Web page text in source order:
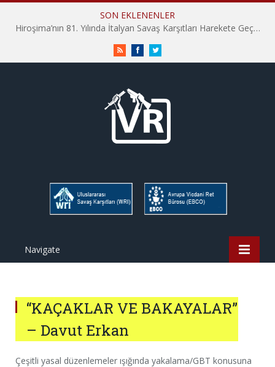
SON EKLENENLER
Hiroşima’nın 81. Yılında İtalyan Savaş Karşıtları Harekete Geçti: “Hatırlamak yeterli değil”
RSS FacebookTwitter
Navigate
“KAÇAKLAR VE BAKAYALAR”
– Davut Erkan
Çeşitli yasal düzenlemeler ışığında yakalama/GBT konusuna